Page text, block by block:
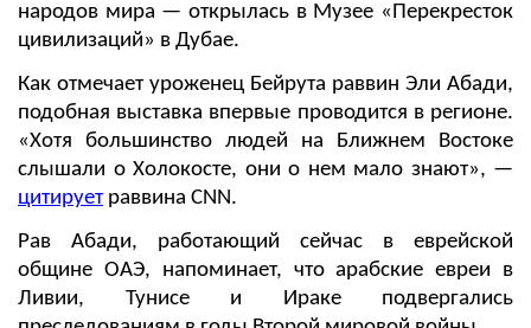
народов мира — открылась в Музее «Перекресток
цивилизаций» в Дубае.
Как отмечает уроженец Бейрута раввин Эли Абади,
подобная выставка впервые проводится в регионе.
«Хотя большинство людей на Ближнем Востоке
слышали о Холокосте, они о нем мало знают», —
цитируетраввина CNN.
Рав Абади, работающий сейчас в еврейской
общине ОАЭ, напоминает, что арабские евреи в
Ливии, Тунисе и Ираке подвергались